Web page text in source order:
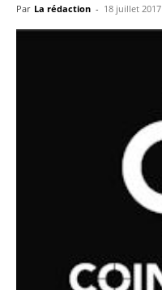
Par La rédaction - 18 juillet 2017